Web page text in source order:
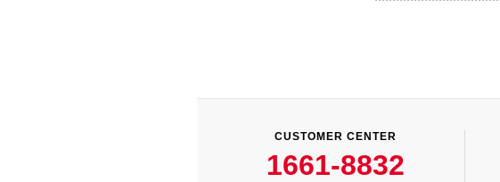
CUSTOMER CENTER
1661-8832